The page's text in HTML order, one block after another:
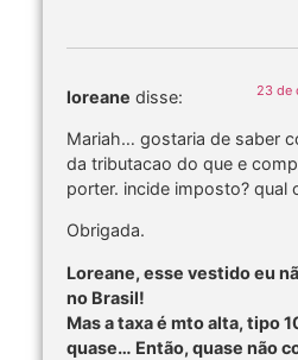
loreane disse: 23 de
Mariah… gostaria de saber
da tributacao do que e
porter. incide imposto? qual
Obrigada.
Loreane, esse vestido eu
no Brasil!
Mas a taxa é mto alta, tipo
quase… Então, quase não